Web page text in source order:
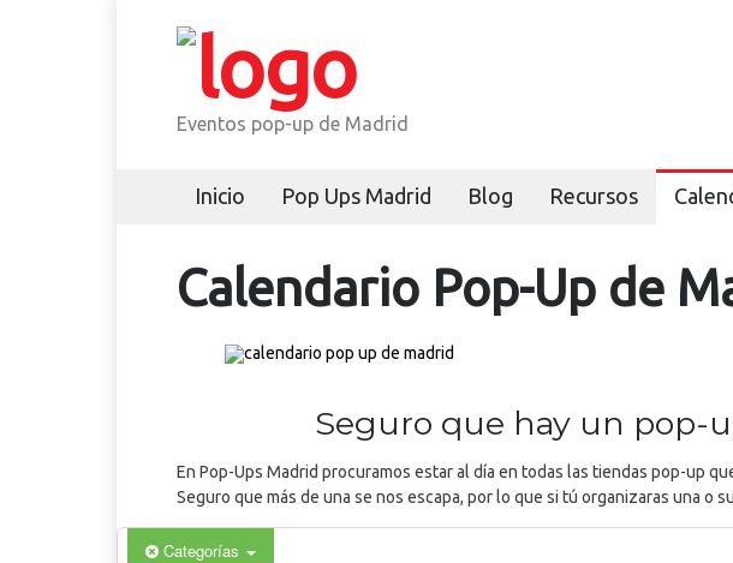
Eventos pop-up de Madrid
Inicio Pop Ups Madrid Blog Recursos
Calendario Pop-Up de
Seguro que hay un pop-
En Pop-Ups Madrid procuramos estar al día en todas las tiendas pop-up
Seguro que más de una se nos escapa, por lo que si tú organizaras una o
Categorías